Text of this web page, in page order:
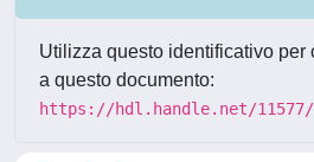
Utilizza questo identificativo per
a questo documento:
https://hdl.handle.net/11577/